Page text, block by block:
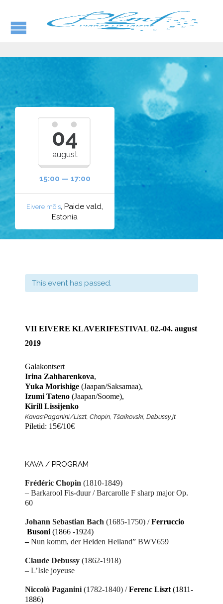
04
august
15:00 — 17:00
Eivere mõis, Paide vald,
Estonia
This event has passed.
VII EIVERE KLAVERIFESTIVAL 02.-04. august
2019
Galakontsert
Irina Zahharenkova,
Yuka Morishige (Jaapan/Saksamaa),
Izumi Tateno (Jaapan/Soome),
Kirill Lissijenko
Kavas:Paganini/Liszt, Chopin, Tšaikovski, Debussy jt
Piletid: 15€/10€
KAVA / PROGRAM
Frédéric Chopin (1810-1849)
– Barkarool Fis-duur / Barcarolle F sharp major Op.
60
Johann Sebastian Bach (1685-1750) /Ferruccio
Busoni (1866 -1924)
–Nun komm, der Heiden Heiland” BWV659
Claude Debussy (1862-1918)
– L’Isle joyeuse
Niccolò Paganini (1782-1840) / Ferenc Liszt (1811-
1886)